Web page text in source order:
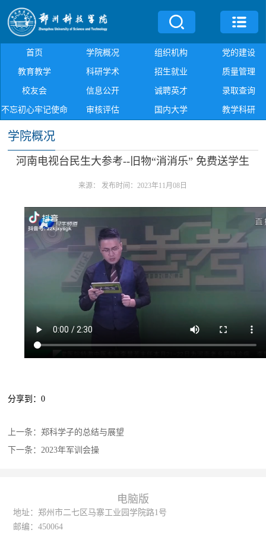
首页 学院概况 组织机构 党的建设
教育教学 科研学术 招生就业 质量管理
校友会 信息公开 诚聘英才 录取查询
不忘初心牢记使命 审核评估 国内大学 教学科研
学院概况
河南电视台民生大参考--旧物“消消乐” 免费送学生
来源： 发布时间：2023年11月08日
分享到：0
上一条：郑科学子的总结与展望
下一条： 2023年军训会操
电脑版
地址：郑州市二七区马寨工业园学院路1号
邮编：450064